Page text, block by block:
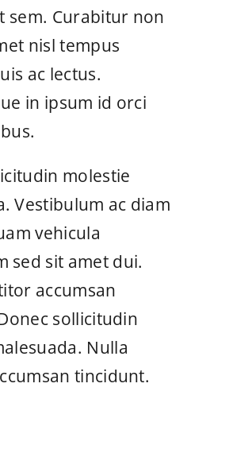
sem. Curabitur non
nisl tempus
ac lectus.
in ipsum id orci
molestie
Vestibulum ac diam
vehicula
sed sit amet dui.
accumsan
sollicitudin
Nulla
tincidunt.